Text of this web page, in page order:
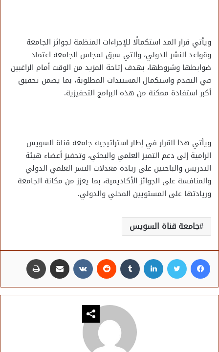
ويأتي قرار المد استكمالًا للإجراءات المنظمة لجوائز الجامعة
وقواعد النشر الدولي، والتي سبق لمجلس الجامعة اعتماد
ضوابطها وشروطها، بهدف إتاحة المزيد من الوقت أمام الراغبين
في التقدم واستكمال المستندات المطلوبة، بما يضمن تحقيق
أكبر استفادة ممكنة من هذه البرامج التحفيزية.
ويأتي هذا القرار في إطار استراتيجية جامعة قناة السويس
الرامية إلى دعم التميز العلمي والبحثي، وتحفيز أعضاء هيئة
التدريس والباحثين على زيادة معدلات النشر العلمي الدولي
والمنافسة على الجوائز الأكاديمية، بما يعزز من مكانة الجامعة
وريادتها على المستويين المحلي والدولي.
جامعة قناة السويس
فيسبوك تويتر لينكدإن مشاركة عبر البريد